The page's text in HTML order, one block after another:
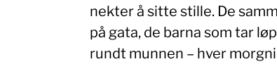
nekter å sitte stille. De
på gata, de barna som tar
rundt munnen – hver